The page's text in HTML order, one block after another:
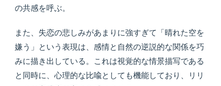
の共感を呼ぶ。
また、失恋の悲しみがあまりに強すぎて「晴れた空を
嫌う」という表現は、感情と自然の逆説的な関係を巧
みに描き出している。これは視覚的な情景描写である
と同時に、心理的な比喩としても機能しており、リリ